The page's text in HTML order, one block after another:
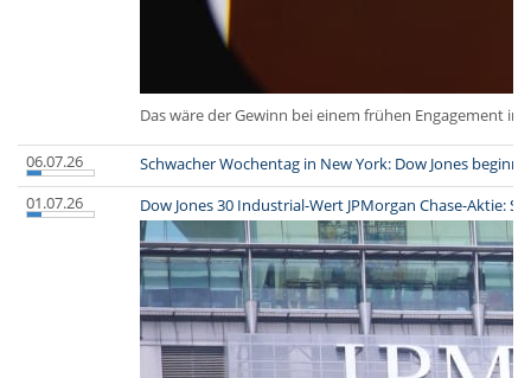
Das wäre der Gewinn bei einem frühen Engagement in
06.07.26
Schwacher Wochentag in New York: Dow Jones
01.07.26
Dow Jones 30 Industrial-Wert JPMorgan Chase-Aktie: